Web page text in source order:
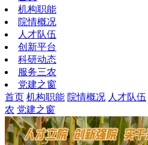
机构职能
院情概况
人才队伍
创新平台
科研动态
服务三农
党建之窗
首页 机构职能 院情概况 人才队伍
农 党建之窗